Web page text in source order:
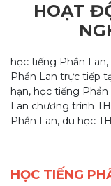
HOẠT
học tiếng Phần
Phần Lan trực tiếp
hạn, học tiếng
Lan chương trình
Phần Lan, du học
HỌC TIẾNG